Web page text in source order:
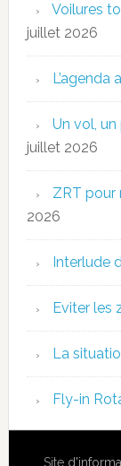
Voilures
juillet 2026
Un vol,
juillet 2026
ZRT pour
2026
Interlude
Eviter les
La
Fly-in
Site